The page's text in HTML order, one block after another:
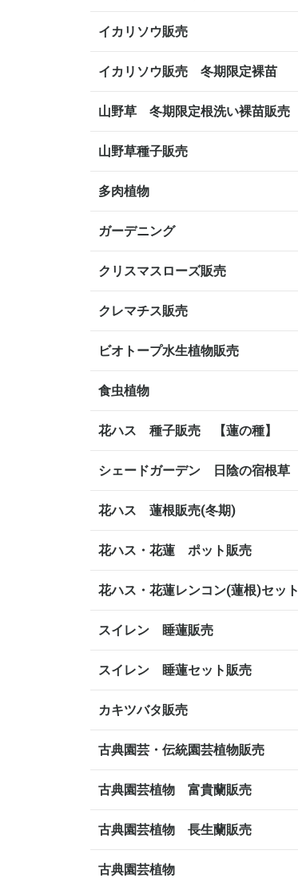
イカリソウ販売
イカリソウ販売 冬期限定裸苗
山野草 冬期限定根洗い裸苗販売
山野草種子販売
多肉植物
ガーデニング
クリスマスローズ販売
クレマチス販売
ビオトープ水生植物販売
食虫植物
花ハス 種子販売 【蓮の種】
シェードガーデン 日陰の宿根草
花ハス 蓮根販売(冬期)
花ハス・花蓮 ポット販売
花ハス・花蓮レンコン(蓮根)セット
スイレン 睡蓮販売
スイレン 睡蓮セット販売
カキツバタ販売
古典園芸・伝統園芸植物販売
古典園芸植物 富貴蘭販売
古典園芸植物 長生蘭販売
古典園芸植物